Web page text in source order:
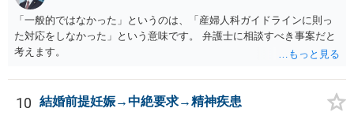
「一般的ではなかった」というのは、「産婦人科ガイドラインに則っ
た対応をしなかった」という意味です。 弁護士に相談すべき事案だと
考えます。
10 結婚前提妊娠→中絶要求→精神疾患